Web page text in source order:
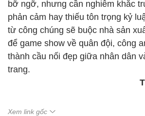
bỡ ngỡ, nhưng cần nghiêm khắc
phản cảm hay thiếu tôn trọng kỷ
từ công chúng sẽ buộc nhà sản
để game show về quân đội, công
thành cầu nối đẹp giữa nhân dân
trang.
Xem link gốc